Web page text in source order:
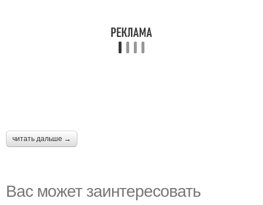
читать дальше →
Вас может заинтересовать